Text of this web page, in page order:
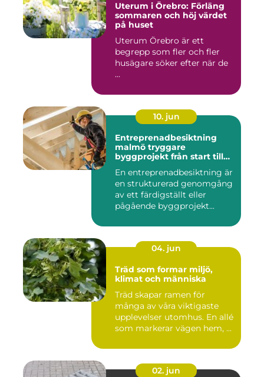
Uterum i Örebro: Förläng
sommaren och höj värdet
på huset
Uterum Örebro är ett
begrepp som fler och fler
husägare söker efter när de
...
10. jun
Entreprenadbesiktning
malmö tryggare
byggprojekt från start till
En entreprenadbesiktning är
en strukturerad genomgång
av ett färdigställt eller
pågående byggprojekt...
04. jun
Träd som formar miljö,
klimat och människa
Träd skapar ramen för
många av våra viktigaste
upplevelser utomhus. En allé
som markerar vägen hem, ...
02. jun